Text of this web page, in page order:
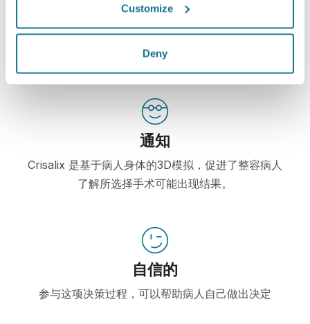
Customize
Deny
Crisalix 是一种旨在改善医生和病人之间交流的创新工具。
通知
Crisalix 是基于病人身体的3D模拟，促进了整容病人
了解所选择手术可能出现结果。
自信的
参与这项决策过程，可以帮助病人自己做出决定